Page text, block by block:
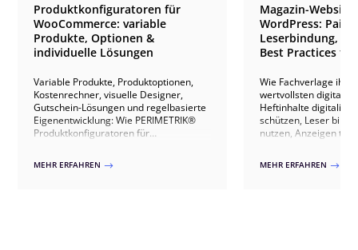
Produktkonfiguratoren für
WooCommerce: variable
Produkte, Optionen &
individuelle Lösungen
Variable Produkte, Produktoptionen,
Kostenrechner, visuelle Designer,
Gutschein-Lösungen und regelbasierte
Eigenentwicklung: Wie PERIMETRIK®
Produktkonfiguratoren für
MEHR ERFAHREN $
Magazin-
WordPress: Paid
Leserbindung,
Best Practices für
Wie Fachverlage ihre
wertvollsten digitalen
Heftinhalte
schützen, Leser
nutzen, Anzeigen
20+ Verlagsprojekten.
MEHR ERFAHREN $